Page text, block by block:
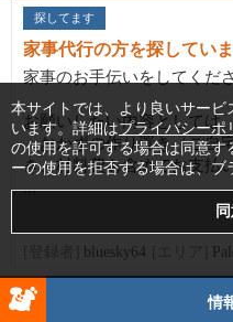
探してます
家事代行の方を探していま
家事のお手伝いをしてくだ
お願いしたい内容としては
・おかずの作り置き（ご自
き、材料費も含めてお支払
...
bluesky64
情
本サイトでは、より良いサー
います。詳細はプライバシーポ
の使用を許可する場合は同意
ーの使用を拒否する場合は、ブ